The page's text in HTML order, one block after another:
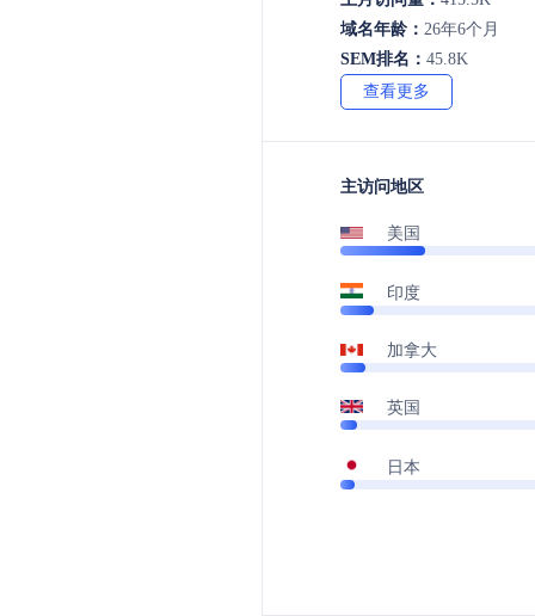
域名年龄： 26年6个月
SEM排名： 45.8K
查看更多
主访问地区
美国
印度
加拿大
英国
日本